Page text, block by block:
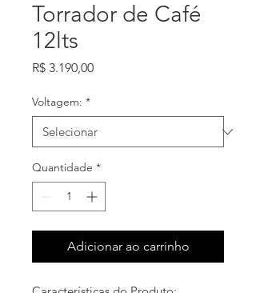
Torrador de Café
12lts
R$ 3.190,00Preço
Voltagem: *
Quantidade *
Adicionar ao carrinho